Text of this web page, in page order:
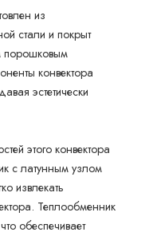
из
стали и покрыт
порошковым
конвектора
эстетически
этого конвектора
с латунным узлом
извлекать
Теплообменник
обеспечивает